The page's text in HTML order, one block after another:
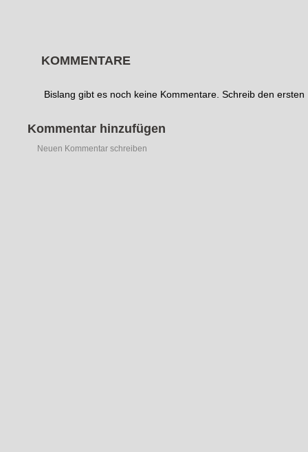
KOMMENTARE
Bislang gibt es noch keine Kommentare. Schreib den ersten
Kommentar hinzufügen
Neuen Kommentar schreiben